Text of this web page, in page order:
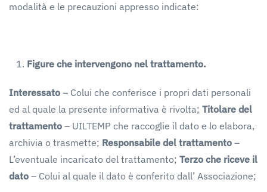
modalità e le precauzioni appresso indicate:
Figure che intervengono nel trattamento.
Interessato – Colui che conferisce i propri dati personali
ed al quale la presente informativa è rivolta; Titolare del
trattamento – UILTEMP che raccoglie il dato e lo elabora,
archivia o trasmette; Responsabile del trattamento –
L’eventuale incaricato del trattamento; Terzo che riceve il
dato – Colui al quale il dato è conferito dall’ Associazione;